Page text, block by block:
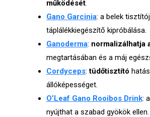
működését.
Gano Garcinia: a belek
táplálékkiegészítő kipróbálása.
Ganoderma: normalizálhatja
megtartásában és a máj
Cordyceps:tüdőtisztító
állóképességet.
O’Leaf Gano Rooibos Drink:
nyújthat a szabad gyökök ellen.